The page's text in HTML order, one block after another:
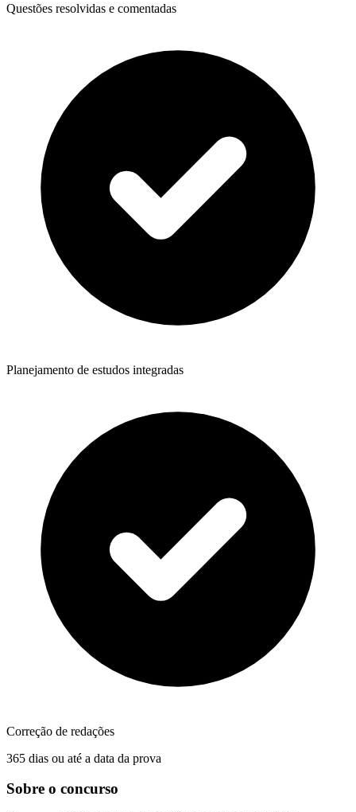
Questões resolvidas e comentadas
Planejamento de estudos integradas
Correção de redações
365 dias ou até a data da prova
Sobre o concurso